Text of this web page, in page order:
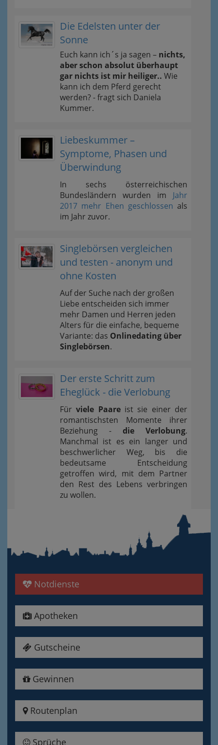
Die Edelsten unter der
Sonne
Euch kann ich´s ja sagen – nichts,
aber schon absolut überhaupt
gar nichts ist mir heiliger.. Wie
kann ich dem Pferd gerecht
werden? - fragt sich Daniela
Kummer.
Liebeskummer –
Symptome, Phasen und
Überwindung
In sechs österreichischen
Bundesländern wurden im Jahr
2017 mehr Ehen geschlossen als
im Jahr zuvor.
Singlebörsen vergleichen
und testen - anonym und
ohne Kosten
Auf der Suche nach der großen
Liebe entscheiden sich immer
mehr Damen und Herren jeden
Alters für die einfache, bequeme
Variante: das Onlinedating über
Singlebörsen.
Der erste Schritt zum
Eheglück - die Verlobung
Fürviele Paareist sie einer der
romantischsten Momente ihrer
Beziehung - die Verlobung.
Manchmal ist es ein langer und
beschwerlicher Weg, bis die
bedeutsame Entscheidung
getroffen wird, mit dem Partner
den Rest des Lebens verbringen
zu wollen.
Notdienste
Apotheken
Gutscheine
Gewinnen
Routenplan
Sprüche